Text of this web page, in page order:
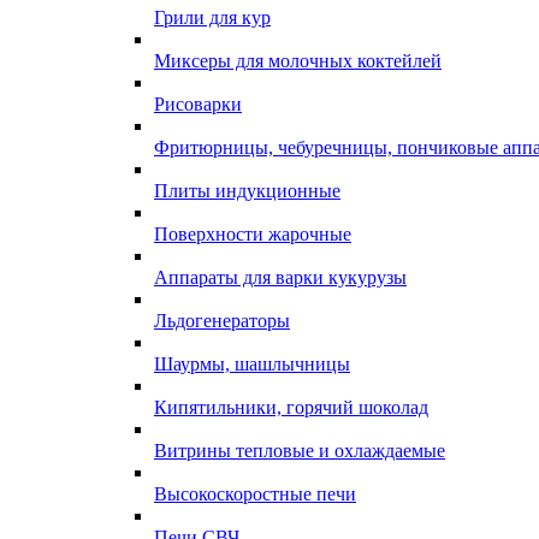
Грили для кур
Миксеры для молочных коктейлей
Рисоварки
Фритюрницы, чебуречницы, пончиковые
Плиты индукционные
Поверхности жарочные
Аппараты для варки кукурузы
Льдогенераторы
Шаурмы, шашлычницы
Кипятильники, горячий шоколад
Витрины тепловые и охлаждаемые
Высокоскоростные печи